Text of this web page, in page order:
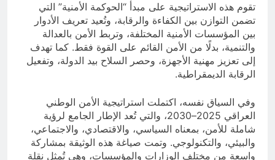
تقوم هذه الاستراتيجية على مبدأ “الحوكمة الأمنية” التي
تضمن التوازن بين الكفاءة والرقابة، وتُعيد تعريف الأدوار
بين المؤسسات الأمنية المختلفة، وتربط الأمن بالعدالة
والتنمية، بدلًا من الأمن القائم على القوة فقط. كما تهدف
إلى تعزيز مهنية الأجهزة، وحصر السلاح بيد الدولة، وتفعيل
الرقابة الديمقراطية.
وفي السياق نفسه، اكتملت استراتيجية الأمن الوطني
العراقي 2025–2030، والتي تُعد الإطار الجامع لرؤية
شاملة للأمن، بمعناه السياسي، والاقتصادي، والاجتماعي،
والبيئي، والتكنولوجي. وتمت صياغة هذه الوثيقة بمشاركة
واسعة من مختلف الوزارات والمؤسسات، وهي تُمثل نقلة